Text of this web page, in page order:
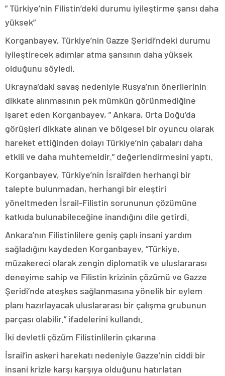
” Türkiye’nin Filistin’deki durumu iyileştirme şansı daha
yüksek”
Korganbayev, Türkiye’nin Gazze Şeridi’ndeki durumu
iyileştirecek adımlar atma şansının daha yüksek
olduğunu söyledi.
Ukrayna’daki savaş nedeniyle Rusya’nın önerilerinin
dikkate alınmasının pek mümkün görünmediğine
işaret eden Korganbayev, ” Ankara, Orta Doğu’da
görüşleri dikkate alınan ve bölgesel bir oyuncu olarak
hareket ettiğinden dolayı Türkiye’nin çabaları daha
etkili ve daha muhtemeldir.” değerlendirmesini yaptı.
Korganbayev, Türkiye’nin İsrail’den herhangi bir
talepte bulunmadan, herhangi bir eleştiri
yöneltmeden İsrail-Filistin sorununun çözümüne
katkıda bulunabileceğine inandığını dile getirdi.
Ankara’nın Filistinlilere geniş çaplı insani yardım
sağladığını kaydeden Korganbayev, “Türkiye,
müzakereci olarak zengin diplomatik ve uluslararası
deneyime sahip ve Filistin krizinin çözümü ve Gazze
Şeridi’nde ateşkes sağlanmasına yönelik bir eylem
planı hazırlayacak uluslararası bir çalışma grubunun
parçası olabilir.” ifadelerini kullandı.
İki devletli çözüm Filistinlilerin çıkarına
İsrail’in askeri harekatı nedeniyle Gazze’nin ciddi bir
insani krizle karşı karşıya olduğunu hatırlatan